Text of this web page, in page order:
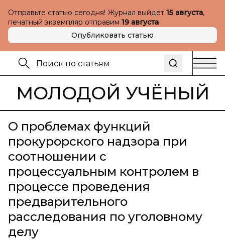
Отправьте статью сегодня! Журнал выйдет 15 августа,
печатный экземпляр отправим 19 августа
Опубликовать статью
МОЛОДОЙ УЧЁНЫЙ
О проблемах функций
прокурорского надзора при
соотношении с
процессуальным контролем в
процессе проведения
предварительного
расследования по уголовному
делу